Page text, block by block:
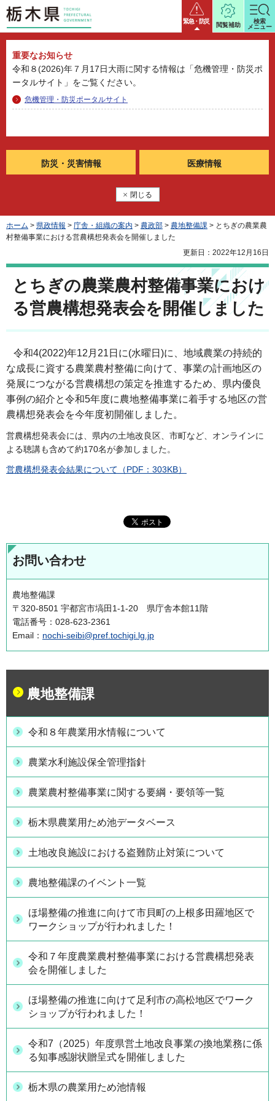
栃木県 緊急・防災
重要なお知らせ
令和８(2026)年７月17日大雨に関する情報は「危機管理・防災ポ
ータルサイト」をご覧ください。
危機管理・防災ポータルサイト
防災・ 災害情報 医療情報
閉じる
閲覧補助
検索
メニュー
ホーム > 県政情報 > 庁舎・組織の案内 > 農政部 > 農地整備課 > とちぎの農業農
村整備事業における営農構想発表会を開催しました
更新日：2022年12月16日
とちぎの農業農村整備事業におけ
る営農構想発表会を開催しました
令和4(2022)年12月21日に(水曜日)に、地域農業の持続的
な成長に資する農業農村整備に向けて、事業の計画地区の
発展につながる営農構想の策定を推進するため、県内優良
事例の紹介と令和5年度に農地整備事業に着手する地区の営
農構想発表会を今年度初開催しました。
営農構想発表会には、県内の土地改良区、市町など、オンラインに
よる聴講も含めて約170名が参加しました。
営農構想発表会結果について（PDF：303KB）
お問い合わせ
農地整備課
〒320-8501 宇都宮市塙田1-1-20 県庁舎本館11階
電話番号：028-623-2361
Email： nochi-seibi@pref.tochigi.lg.jp
農地整備課
令和８年農業用水情報について
農業水利施設保全管理指針
農業農村整備事業に関する要綱・要領等一覧
栃木県農業用ため池データベース
土地改良施設における盗難防止対策について
農地整備課のイベント一覧
ほ場整備の推進に向けて市貝町の上根多田羅地区で
ワークショップが行われました！
令和７年度農業農村整備事業における営農構想発表
会を開催しました
ほ場整備の推進に向けて足利市の高松地区でワーク
ショップが行われました！
令和7（2025）年度県営土地改良事業の換地業務に係
る知事感謝状贈呈式を開催しました
栃木県の農業用ため池情報